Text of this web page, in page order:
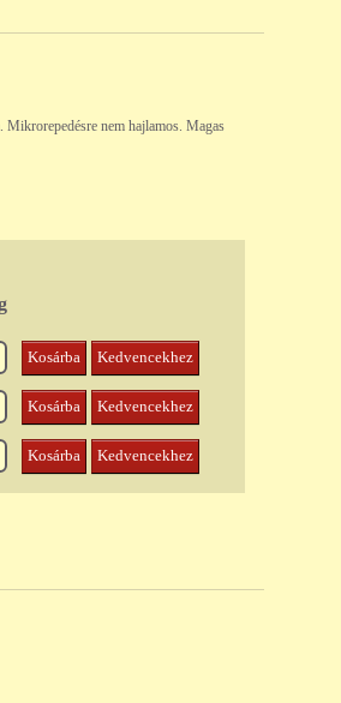
Mikrorepedésre nem hajlamos. Magas
Kosárba Kedvencekhez
Kosárba Kedvencekhez
Kosárba Kedvencekhez